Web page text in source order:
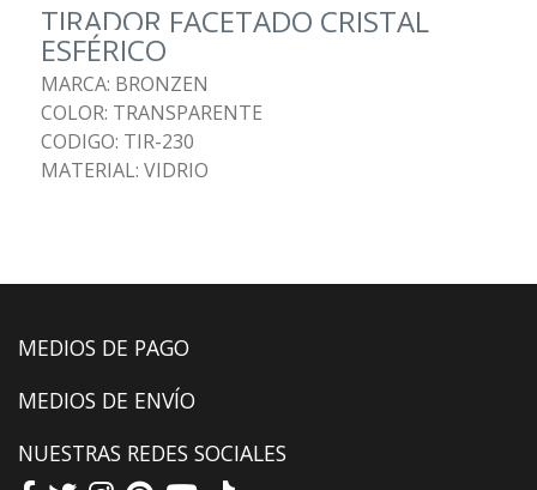
TIRADOR FACETADO CRISTAL
ESFÉRICO
MARCA: BRONZEN
COLOR: TRANSPARENTE
CODIGO: TIR-230
MATERIAL: VIDRIO
MEDIOS DE PAGO
MEDIOS DE ENVÍO
NUESTRAS REDES SOCIALES